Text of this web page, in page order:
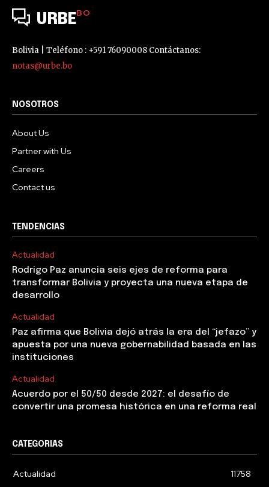
URBEBO
Bolivia | Teléfono : +591 76090008 Contáctanos:
notas@urbe.bo
NOSOTROS
About Us
Partner with Us
Careers
Contact us
TENDENCIAS
Actualidad
Rodrigo Paz anuncia seis ejes de reforma para
transformar Bolivia y proyecta una nueva etapa de
desarrollo
Actualidad
Paz afirma que Bolivia dejó atrás la era del “jefazo” y
apuesta por una nueva gobernabilidad basada en las
instituciones
Actualidad
Acuerdo por el 50/50 desde 2027: el desafío de
convertir una promesa histórica en una reforma real
CATEGORIAS
Actualidad
11758